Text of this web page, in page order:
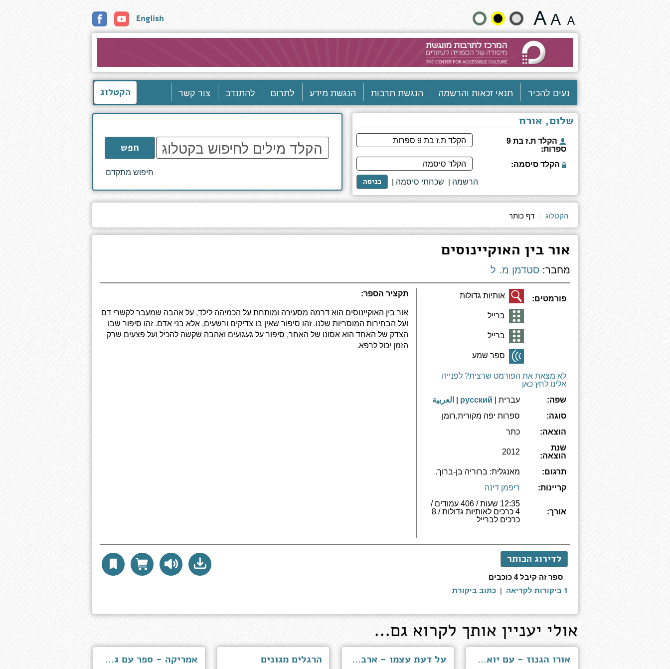
כותר
שנה
גודל
וצבעים:
English
נעים להכיר תנאי זכאות והרשמה הנגשת תרבות הנגשת מידע לתרום להתנדב צור קשר הקטלוג
שלום, אורח
הקלד ת.ז בת 9
ספרות:
הקלד סיסמה:
כניסה | שכחתי סיסמה | הרשמה
הקלד
מילים
לחיפוש
חפש
חיפוש מתקדם
הקטלוג דף כותר
אור בין האוקיינוסים
מחבר: סטדמן מ. ל
פורמטים: אותיות גדולות
ברייל
ברייל
ספר שמע
לא מצאת את הפורמט שרצית? לפנייה
אלינו לחץ כאן
שפה:
עברית | русский
العربية
סוגה:
ספרות יפה מקורית,רומן
הוצאה:
כתר
שנת
הוצאה:
2012
תרגום:
מאנגלית: ברוריה בן-ברוך.
קריינות:
ריפמן דינה
אורך:
12:35 שעות / 406 עמודים /
4 כרכים לאותיות גדולות / 8
כרכים לברייל
תקציר הספר:
אור בין האוקיינוסים הוא דרמה מסעירה ומותחת על הכמיהה לילד, על אהבה שמעבר לקשרי דם
ועל הבחירות המוסריות שלנו. זהו סיפור שאין בו צדיקים ורשעים, אלא בני אדם. זהו סיפור שבו
הצדק של האחד הוא אסונו של האחר, סיפור על געגועים ואהבה שקשה להכיל ועל פצעים שרק
הזמן יכול לרפא. ‬
לדירוג הכותר
ספר זה קיבל 4 כוכבים
1 ביקורות לקריאה
| כתוב ביקורת
אולי יעניין אותך לקרוא גם...
אורו הגנוז - עם יואל הופמן ובלעדיו על דעת עצמו - ארבעה פרקי חיים של עמוס קינן הרגלים מגונים אמריקה - ספר עם גלים